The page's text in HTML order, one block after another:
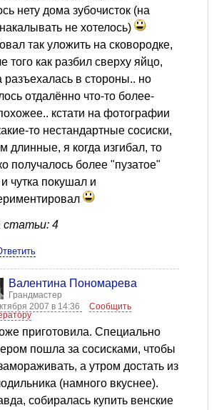
нету дома зубочисток (на
не хотелось)
так уложить на сковородке,
того как разбил сверху яйцо,
разъехалась в стороны.. но
отдалённо что-то более-
кстати на фотографии
то нестандартные сосиски,
длинные, я когда изгибал, то
получалось более "пузатое"
и чутка покушал и
статьи: 4
Валентина Пономарева
Грандмастер
2007 в 14:36
Сообщить
приготовила. Специально
пошла за сосисками, чтобы
а утром достать из
(намного вкуснее).
собиралась купить венские